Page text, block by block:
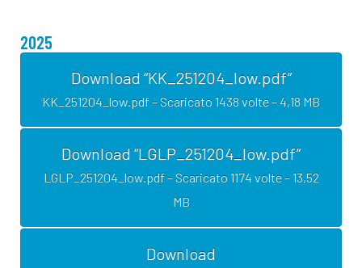
2025
Download “KK_251204_low.pdf”
KK_251204_low.pdf – Scaricato 1438 volte – 4,18 MB
Download “LGLP_251204_low.pdf”
LGLP_251204_low.pdf – Scaricato 1174 volte – 13,52
MB
Download